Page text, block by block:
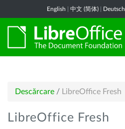
English 中文 (简体) Deutsch
Descărcare / LibreOffice Fresh
LibreOffice Fresh